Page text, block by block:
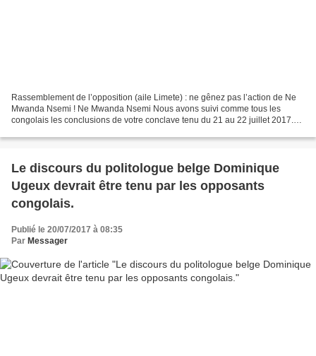
Rassemblement de l’opposition (aile Limete) : ne gênez pas l’action de Ne
Mwanda Nsemi ! Ne Mwanda Nsemi Nous avons suivi comme tous les
congolais les conclusions de votre conclave tenu du 21 au 22 juillet 2017.
Le discours du politologue belge Dominique
Ugeux devrait être tenu par les opposants
congolais.
Publié le 20/07/2017 à 08:35
Par Messager